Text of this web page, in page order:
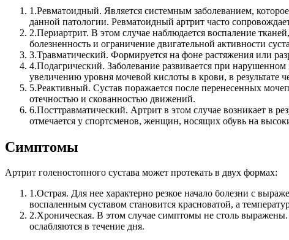
1.Ревматоидный. Является системным заболеванием,
данной патологии. Ревматоидный артрит часто
2.Периартрит. В этом случае наблюдается воспаление
болезненность и ограничение двигательной активности
3.Травматический. Формируется на фоне растяжения или
4.Подагрический. Заболевание развивается при
увеличению уровня мочевой кислоты в крови, в результате
5.Реактивный. Сустав поражается после перенесенных
отечностью и скованностью движений.
6.Посттравматический. Артрит в этом случае возникает в
отмечается у спортсменов, женщин, носящих обувь на
Симптомы
Артрит голеностопного сустава может протекать в двух формах:
1.Острая. Для нее характерно резкое начало болезни с
воспаленным суставом становится красноватой, а
2.Хроническая. В этом случае симптомы не столь
ослабляются в течение дня.